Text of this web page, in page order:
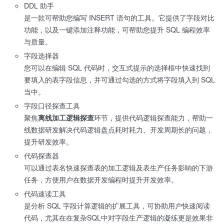
DDL 助手
是一款可帮助您编写 INSERT 语句的工具。它提供了字段对比
功能，以及一键添加注释功能，可帮助您提升 SQL 编程效率
与质量。
字段选择器
您可以在编辑 SQL 代码时，交互式提示的选择框中快速找到
要填入的表字段信息，并可通过勾选的方式将字段填入到 SQL
当中。
字段口径探查工具
聚焦离线加工逻辑探查环节，提供代码逻辑探查能力，帮助一
线数据研发解决代码逻辑盘点耗时耗力、开发周期长的问题，
提升研发效率。
代码探查器
可以通过表名快速探查表的加工逻辑及表生产任务影响的下游
任务，方便用户在数据开发编程时提升开发效率。
代码速读工具
是分析 SQL 字段计算逻辑的扩展工具，可协助用户快速阅读
代码，尤其在在复杂SQL中对字段生产逻辑的凝练更是效果非